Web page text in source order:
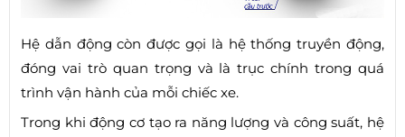
Hệ dẫn động còn được gọi là hệ thống truyền động,
đóng vai trò quan trọng và là trục chính trong quá
trình vận hành của mỗi chiếc xe.
Trong khi động cơ tạo ra năng lượng và công suất, hệ